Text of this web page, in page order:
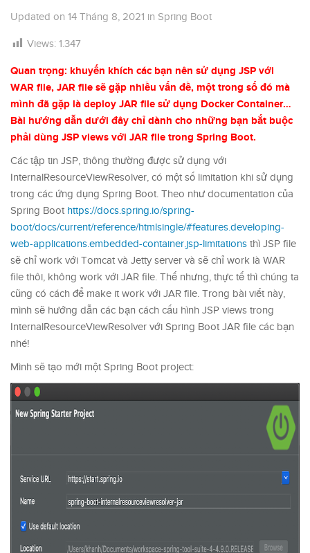
Updated on 14 Tháng 8, 2021 in Spring Boot
Views: 1.347
Quan trọng: khuyến khích các bạn nên sử dụng JSP với
WAR file, JAR file sẽ gặp nhiều vấn đề, một trong số đó mà
mình đã gặp là deploy JAR file sử dụng Docker Container…
Bài hướng dẫn dưới đây chỉ dành cho những bạn bắt buộc
phải dùng JSP views với JAR file trong Spring Boot.
Các tập tin JSP, thông thường được sử dụng với
InternalResourceViewResolver, có một số limitation khi sử dụng
trong các ứng dụng Spring Boot. Theo như documentation của
Spring Boot https://docs.spring.io/spring-
boot/docs/current/reference/htmlsingle/#features.developing-
web-applications.embedded-container.jsp-limitations thì JSP file
sẽ chỉ work với Tomcat và Jetty server và sẽ chỉ work là WAR
file thôi, không work với JAR file. Thế nhưng, thực tế thì chúng ta
cũng có cách để make it work với JAR file. Trong bài viết này,
mình sẽ hướng dẫn các bạn cách cấu hình JSP views trong
InternalResourceViewResolver với Spring Boot JAR file các bạn
nhé!
Mình sẽ tạo mới một Spring Boot project: